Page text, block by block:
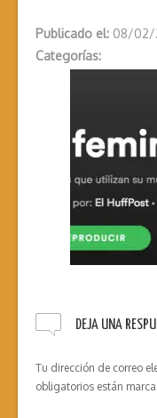
Publicado el: 08/02/
Categorías:
DEJA UNA
Tu dirección de correo
obligatorios están